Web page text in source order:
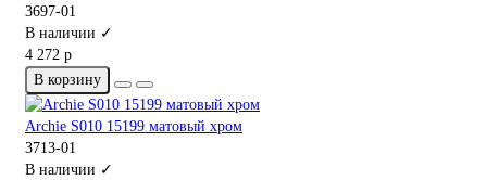
3697-01
В наличии ✓
4 272 р
В корзину
Archie S010 15199 матовый хром
3713-01
В наличии ✓